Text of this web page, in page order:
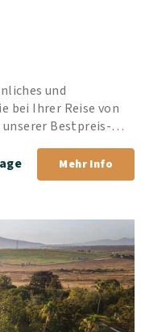
und
bei Ihrer Reise von
Bestpreis-
Mehr Info